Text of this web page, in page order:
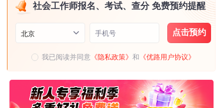
社会工作师报名、考试、查分 免费预约提醒
北京 手机号 点击预约
我已阅读并同意 《隐私政策》和 《优路用户协议》